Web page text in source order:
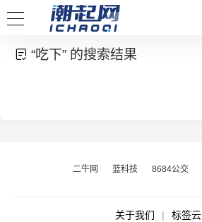
“吃下” 的搜索结果
二牛网 蓝科技 8684公交
关于我们 | 标签云